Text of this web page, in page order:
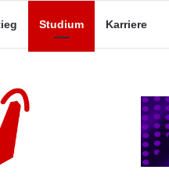
Studium Karriere